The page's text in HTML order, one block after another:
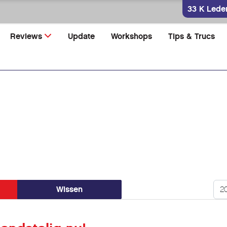
33 K
Reviews Update Workshops Tips & Trucs
Wissen